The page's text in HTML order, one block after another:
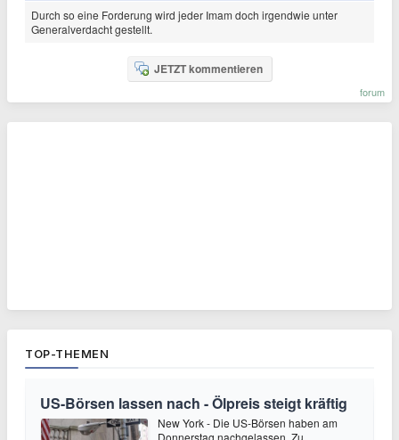
Durch so eine Forderung wird jeder Imam doch irgendwie unter
Generalverdacht gestellt.
JETZT kommentieren
forum
TOP-THEMEN
US-Börsen lassen nach - Ölpreis steigt kräftig
New York - Die US-Börsen haben am
Donnerstag nachgelassen. Zu